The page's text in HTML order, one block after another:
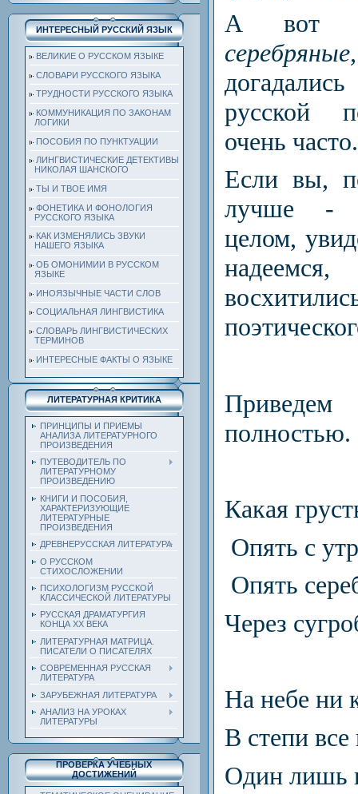
ИНТЕРЕСНЫЙ РУССКИЙ ЯЗЫК
ВЕЛИКИЕ О РУССКОМ ЯЗЫКЕ
СЛОВАРИ РУССКОГО ЯЗЫКА
ТРУДНОСТИ РУССКОГО ЯЗЫКА
КОММУНИКАЦИЯ ПО ЗАКОНАМ
ЛОГИКИ
ПОСОБИЯ ПО ПУНКТУАЦИИ
ЛИНГВИСТИЧЕСКИЕ ДЕТЕКТИВЫ
НИКОЛАЯ ШАНСКОГО
ТЫ И ТВОЕ ИМЯ
ФОНЕТИКА И ФОНОЛОГИЯ
РУССКОГО ЯЗЫКА
КАК ИЗМЕНЯЛИСЬ ЗВУКИ
НАШЕГО ЯЗЫКА
ОБ ОМОНИМИИ В РУССКОМ
ЯЗЫКЕ
ИНОЯЗЫЧНЫЕ ЧАСТИ СЛОВ
СОЦИАЛЬНАЯ ЛИНГВИСТИКА
СЛОВАРЬ ЛИНГВИСТИЧЕСКИХ
ТЕРМИНОВ
ИНТЕРЕСНЫЕ ФАКТЫ О ЯЗЫКЕ
ЛИТЕРАТУРНАЯ КРИТИКА
ПРИНЦИПЫ И ПРИЕМЫ
АНАЛИЗА ЛИТЕРАТУРНОГО
ПРОИЗВЕДЕНИЯ
ПУТЕВОДИТЕЛЬ ПО
ЛИТЕРАТУРНОМУ
ПРОИЗВЕДЕНИЮ
КНИГИ И ПОСОБИЯ,
ХАРАКТЕРИЗУЮЩИЕ
ЛИТЕРАТУРНЫЕ
ПРОИЗВЕДЕНИЯ
ДРЕВНЕРУССКАЯ ЛИТЕРАТУРА
О РУССКОМ
СТИХОСЛОЖЕНИИ
ПСИХОЛОГИЗМ РУССКОЙ
КЛАССИЧЕСКОЙ ЛИТЕРАТУРЫ
РУССКАЯ ДРАМАТУРГИЯ
КОНЦА ХХ ВЕКА
ЛИТЕРАТУРНАЯ МАТРИЦА.
ПИСАТЕЛИ О ПИСАТЕЛЯХ
СОВРЕМЕННАЯ РУССКАЯ
ЛИТЕРАТУРА
ЗАРУБЕЖНАЯ ЛИТЕРАТУРА
АНАЛИЗ НА УРОКАХ
ЛИТЕРАТУРЫ
ПРОВЕРКА УЧЕБНЫХ
ДОСТИЖЕНИЙ
А вот
серебряные,
русской
очень часто.
Если вы,
лучше -
целом,
полностью.
Какая
Опять с
Опять
Через
На небе ни
В степи все
Один лишь